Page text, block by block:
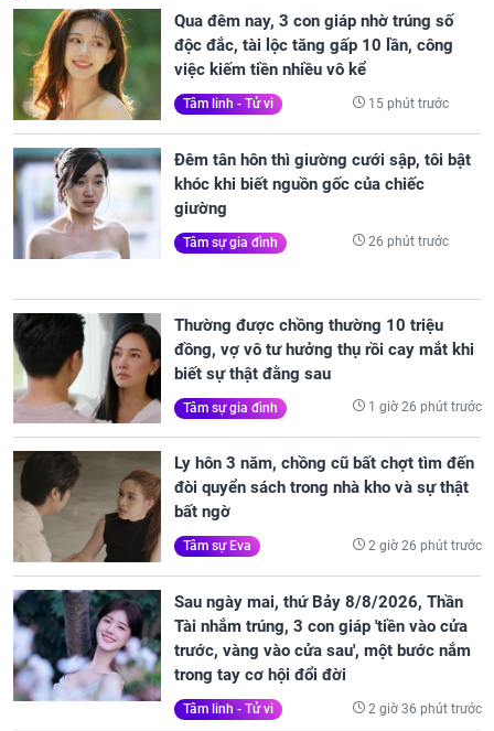
Qua đêm nay, 3 con giáp nhờ trúng số
độc đắc, tài lộc tăng gấp 10 lần, công
việc kiếm tiền nhiều vô kể
Tâm linh - Tử vi 15 phút trước
Đêm tân hôn thì giường cưới sập, tôi bật
khóc khi biết nguồn gốc của chiếc
giường
Tâm sự gia đình 26 phút trước
Thường được chồng thường 10 triệu
đồng, vợ vô tư hưởng thụ rồi cay mắt khi
biết sự thật đằng sau
Tâm sự gia đình 1 giờ 26 phút trước
Ly hôn 3 năm, chồng cũ bất chợt tìm đến
đòi quyển sách trong nhà kho và sự thật
bất ngờ
Tâm sự Eva 2 giờ 26 phút trước
Sau ngày mai, thứ Bảy 8/8/2026, Thần
Tài nhắm trúng, 3 con giáp 'tiền vào cửa
trước, vàng vào cửa sau', một bước nắm
trong tay cơ hội đổi đời
Tâm linh - Tử vi 2 giờ 36 phút trước